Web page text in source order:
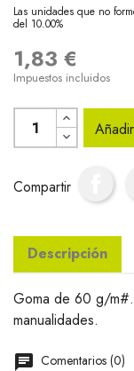
Las unidades que no
del 10.00%
1,83 €
Impuestos incluidos
Compartir
Descripción
Goma de 60 g/m#.
manualidades.
Comentarios (0)